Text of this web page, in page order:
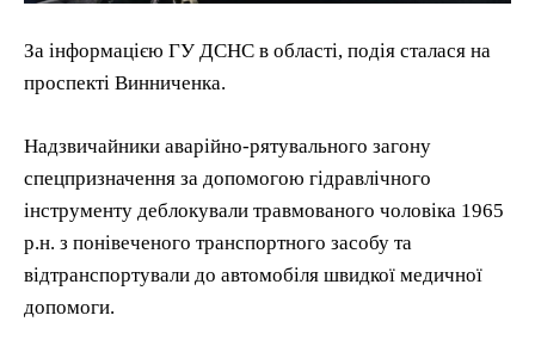
За інформацією ГУ ДСНС в області, подія сталася на
проспекті Винниченка.
Надзвичайники аварійно-рятувального загону
спецпризначення за допомогою гідравлічного
інструменту деблокували травмованого чоловіка 1965
р.н. з понівеченого транспортного засобу та
відтранспортували до автомобіля швидкої медичної
допомоги.